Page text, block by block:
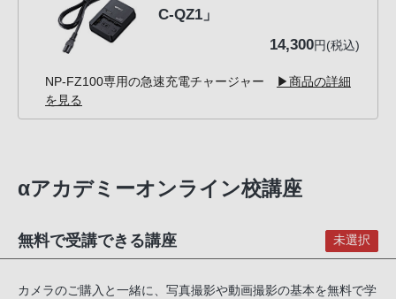
C-QZ1」
14,300円(税込)
NP-FZ100専用の急速充電チャージャー
▶商品の詳細
を見る
αアカデミーオンライン校講座
無料で受講できる講座 未選択
カメラのご購入と一緒に、写真撮影や動画撮影の基本を無料で学